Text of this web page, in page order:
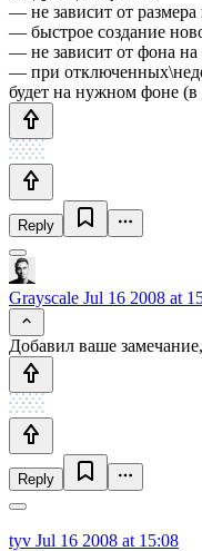
— не зависит от
— быстрое создание
— не зависит от фона на
— при
будет на нужном фоне
Reply
Grayscale Jul 16 2008 at
Добавил ваше
Reply
tyv Jul 16 2008 at 15:08